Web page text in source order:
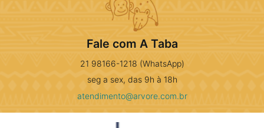
Fale com A Taba
21 98166-1218 (WhatsApp)
seg a sex, das 9h à 18h
atendimento@arvore.com.br